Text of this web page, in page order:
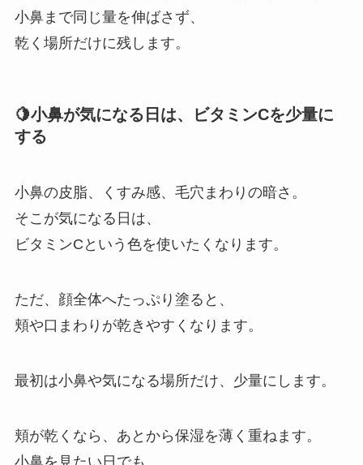
小鼻まで同じ量を伸ばさず、
乾く場所だけに残します。
🍋小鼻が気になる日は、ビタミンCを少量に
する
小鼻の皮脂、くすみ感、毛穴まわりの暗さ。
そこが気になる日は、
ビタミンCという色を使いたくなります。
ただ、顔全体へたっぷり塗ると、
頬や口まわりが乾きやすくなります。
最初は小鼻や気になる場所だけ、少量にします。
頬が乾くなら、あとから保湿を薄く重ねます。
小鼻を見たい日でも、